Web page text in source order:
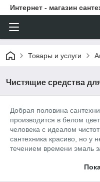
Интернет - магазин
Товары и услуги
Чистящие средства
Добрая половина
производится в белом
человека с идеалом
сантехника красиво, но у
течением времени эмаль
забиваются ее